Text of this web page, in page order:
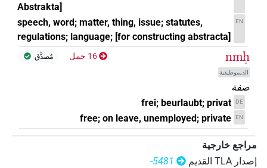
Abstrakta]
EN
speech, word; matter, thing, issue; statutes,
regulations; language; [for constructing abstracta]
nmḥ
الديموطيقية
16 جمل مُصدَّق
صفة
DE
frei; beurlaubt; privat
EN
free; on leave, unemployed; private
مراجع خارجية
إصدار‏ ‏TLA‏ القديم
-5481